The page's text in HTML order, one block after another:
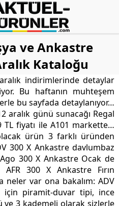
ve Ankastre
Kataloğu
indirimlerinde detaylar
Bu haftanın muhteşem
bu sayfada detaylanıyor…
aralık günü sunacağı Regal
fiyatı ile A101 markette…
ürün 3 farklı üründen
300 X Ankastre davlumbaz
300 X Ankastre Ocak de
300 X Ankastre Fırın
neler var ona bakalım: ADV
için piramit-duvar tipi, ince
ve 3 kademeli olarak sizlerle